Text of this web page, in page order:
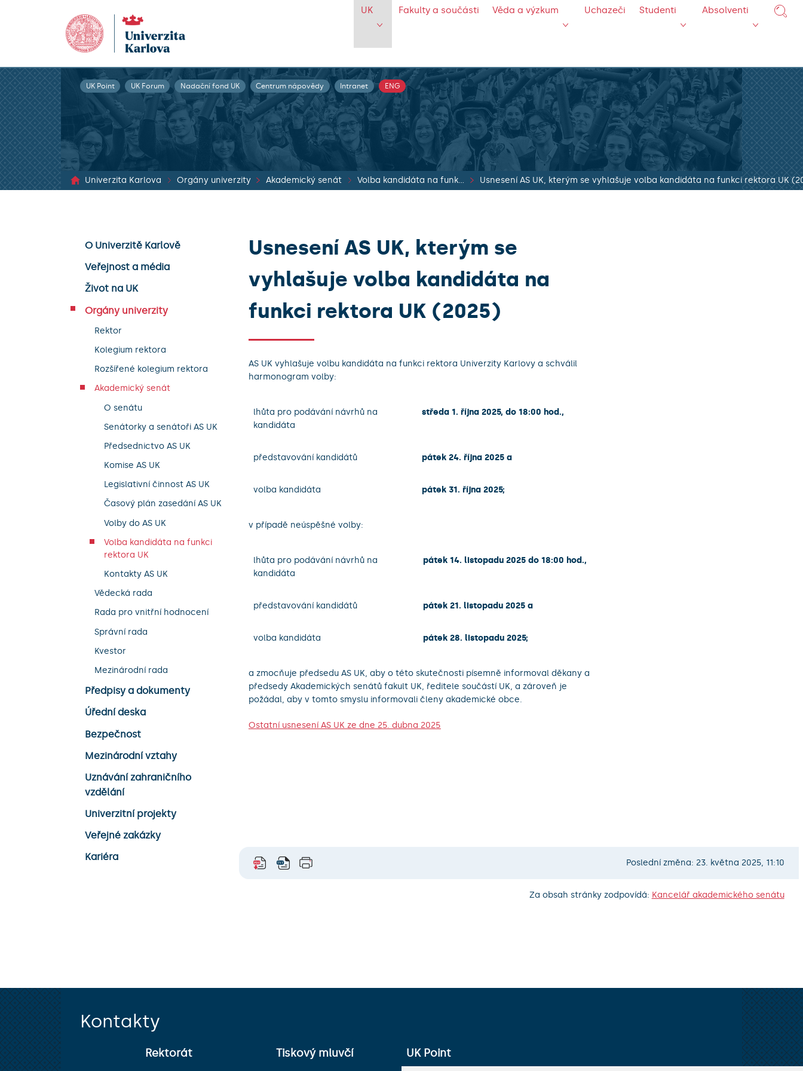
UK Fakulty a součásti Věda a výzkum Uchazeči Studenti Absolventi
UK Point UK Forum Nadační fond UK Centrum nápovědy Intranet ENG
Univerzita Karlova Orgány univerzity Akademický senát Volba kandidáta na funkci rektora UK Usnesení AS UK, kterým se vyhlašuje volba kandidáta na funkci rektora UK
O Univerzitě Karlově
Veřejnost a média
Život na UK
Orgány univerzity
Rektor
Kolegium rektora
Rozšířené kolegium rektora
Akademický senát
O senátu
Senátorky a senátoři AS UK
Předsednictvo AS UK
Komise AS UK
Legislativní činnost AS UK
Časový plán zasedání AS UK
Volby do AS UK
Volba kandidáta na funkci
rektora UK
Kontakty AS UK
Vědecká rada
Rada pro vnitřní hodnocení
Správní rada
Kvestor
Mezinárodní rada
Předpisy a dokumenty
Úřední deska
Bezpečnost
Mezinárodní vztahy
Uznávání zahraničního
vzdělání
Univerzitní projekty
Veřejné zakázky
Kariéra
Usnesení AS UK, kterým se
vyhlašuje volba kandidáta na
funkci rektora UK (2025)
AS UK vyhlašuje volbu kandidáta na funkci rektora Univerzity Karlovy a schválil
harmonogram volby:
lhůta pro podávání návrhů na
kandidáta
středa 1. října 2025, do 18:00 hod.,
představování kandidátů pátek 24. října 2025 a
volba kandidáta pátek 31. října 2025;
v případě neúspěšné volby:
lhůta pro podávání návrhů na
kandidáta
pátek 14. listopadu 2025 do 18:00 hod.,
představování kandidátů pátek 21. listopadu 2025 a
volba kandidáta pátek 28. listopadu 2025;
a zmocňuje předsedu AS UK, aby o této skutečnosti písemně informoval děkany a
předsedy Akademických senátů fakult UK, ředitele součástí UK, a zároveň je
požádal, aby v tomto smyslu informovali členy akademické obce.
Ostatní usnesení AS UK ze dne 25. dubna 2025
Poslední změna: 23. května 2025, 11:10
Za obsah stránky zodpovídá: Kancelář akademického senátu
Kontakty
Rektorát Tiskový mluvčí UK Point